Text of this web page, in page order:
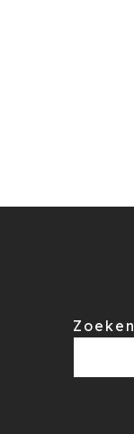
Zoeken